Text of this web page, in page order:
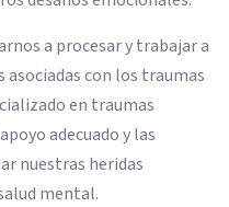
a procesar y trabajar a
asociadas con los traumas
en traumas
adecuado y las
nuestras heridas
mental.